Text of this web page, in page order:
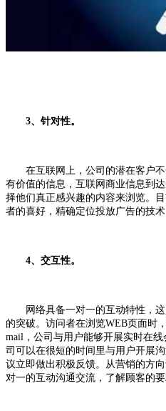
3、针对性。
在互联网上，公司的潜在客户不
有价值的信息，互联网商业信息到
择他们真正感兴趣的内容来浏览。
者的喜好，精确定位投放广告的技术
4、交互性。
网络具备一对一的互动特性，这
的突破。访问者在浏览WEB页面时
mail，公司与用户能够开展实时在
司可以在很短的时间里与用户开展
议立即做出积极反馈。从营销的方
对一的互动沟通交流，了解顾客的